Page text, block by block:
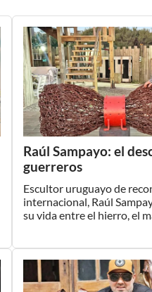
Raúl Sampayo: el
guerreros
Escultor uruguayo de
internacional, Raúl
su vida entre el hierro, el